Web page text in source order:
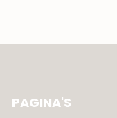
PAGINA'S